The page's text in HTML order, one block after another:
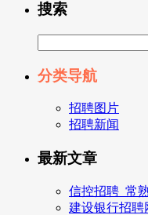
搜索
分类导航
招聘图片
招聘新闻
最新文章
信控招聘_常
建设银行招聘